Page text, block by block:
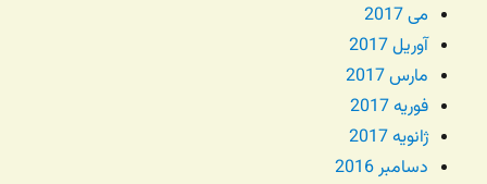
می 2017
آوریل 2017
مارس 2017
فوریه 2017
ژانویه 2017
دسامبر 2016